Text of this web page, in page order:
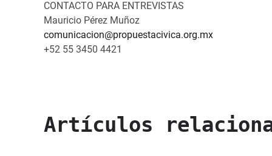
CONTACTO PARA ENTREVISTAS
Mauricio Pérez Muñoz
comunicacion@propuestacivica.org.mx
+52 55 3450 4421
Artículos